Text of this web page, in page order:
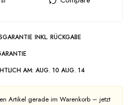
INKL. RÜCKGABE
AM: AUG. 10 AUG. 14
Artikel gerade im Warenkorb – jetzt